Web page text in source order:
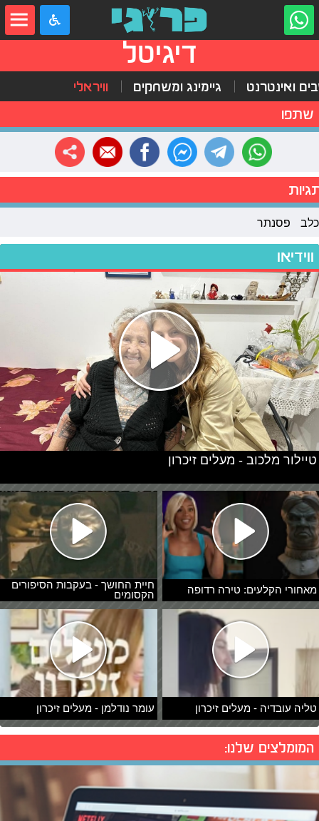
דיגיטל
ואינטרנט גיימינג ומשחקים וויראלי
שתפו
כלב פסנתר
ווידיאו
מאחורי הקלעים: טירה רדופה
חיית החושך - בעקבות הסיפורים
הקסומים
טליה עובדיה - מעלים זיכרון עומר נודלמן - מעלים זיכרון
טיילור מלכוב - מעלים זיכרון
המומלצים שלנו: